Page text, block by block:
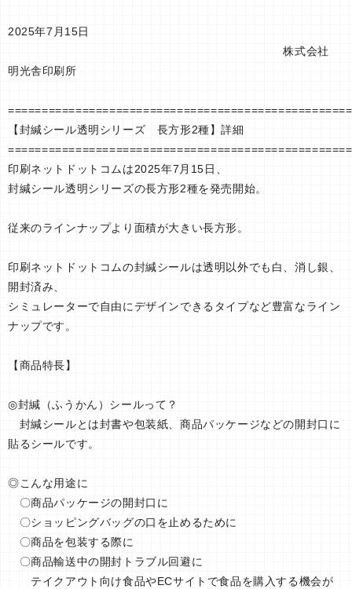
2025年7月15日
株式会社
明光舎印刷所
【封緘シール透明シリーズ 長方形2種】詳細
印刷ネットドットコムは2025年7月15日、
封緘シール透明シリーズの長方形2種を発売開始。
従来のラインナップより面積が大きい長方形。
印刷ネットドットコムの封緘シールは透明以外でも白、消し銀、
開封済み、
シミュレーターで自由にデザインできるタイプなど豊富なライン
ナップです。
【商品特長】
◎封緘（ふうかん）シールって？
封緘シールとは封書や包装紙、商品パッケージなどの開封口に
貼るシールです。
◎こんな用途に
〇商品パッケージの開封口に
〇ショッピングバッグの口を止めるために
〇商品を包装する際に
〇商品輸送中の開封トラブル回避に
テイクアウト向け食品やECサイトで食品を購入する機会が